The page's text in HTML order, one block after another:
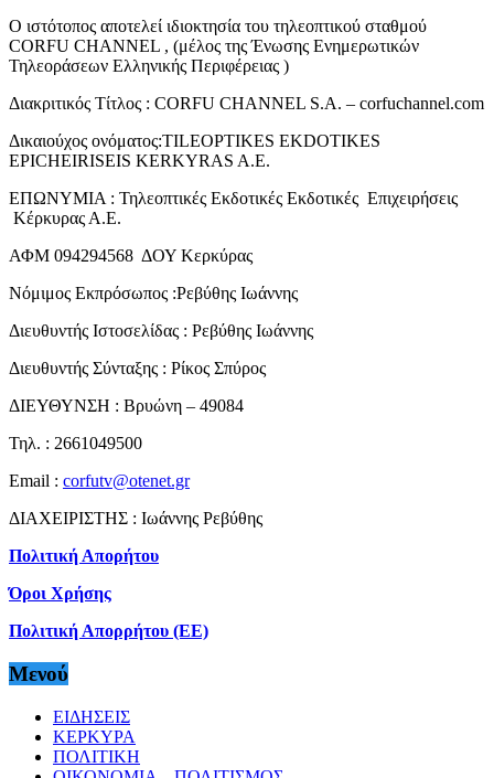
Ο ιστότοπος αποτελεί ιδιοκτησία του τηλεοπτικού σταθμού
CORFU CHANNEL , (μέλος της Ένωσης Ενημερωτικών
Τηλεοράσεων Ελληνικής Περιφέρειας )
Διακριτικός Τίτλος : CORFU CHANNEL S.A. – corfuchannel.com
Δικαιούχος ονόματος:TILEOPTIKES EKDOTIKES
EPICHEIRISEIS KERKYRAS A.E.
ΕΠΩΝΥΜΙΑ : Τηλεοπτικές Εκδοτικές Εκδοτικές Επιχειρήσεις
Κέρκυρας Α.Ε.
ΑΦΜ 094294568 ΔΟΥ Κερκύρας
Νόμιμος Εκπρόσωπος :Ρεβύθης Ιωάννης
Διευθυντής Ιστοσελίδας : Ρεβύθης Ιωάννης
Διευθυντής Σύνταξης : Ρίκος Σπύρος
ΔΙΕΥΘΥΝΣΗ : Βρυώνη – 49084
Τηλ. : 2661049500
Email : corfutv@otenet.gr
ΔΙΑΧΕΙΡΙΣΤΗΣ : Ιωάννης Ρεβύθης
Πολιτική Απορήτου
Όροι Χρήσης
Πολιτική Απορρήτου (ΕΕ)
Μενού
ΕΙΔΗΣΕΙΣ
ΚΕΡΚΥΡΑ
ΠΟΛΙΤΙΚΗ